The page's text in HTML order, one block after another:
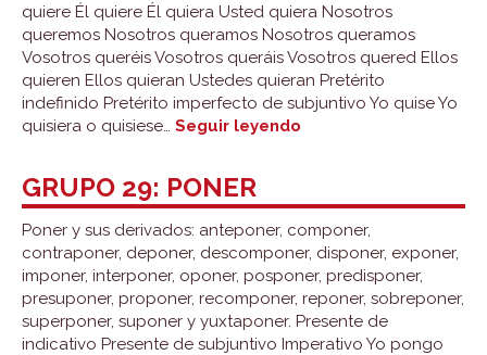
quiere Él quiere Él quiera Usted quiera Nosotros
queremos Nosotros queramos Nosotros queramos
Vosotros queréis Vosotros queráis Vosotros quered Ellos
quieren Ellos quieran Ustedes quieran Pretérito
indefinido Pretérito imperfecto de subjuntivo Yo quise Yo
quisiera o quisiese… Seguir leyendo
GRUPO 29: PONER
Poner y sus derivados: anteponer, componer,
contraponer, deponer, descomponer, disponer, exponer,
imponer, interponer, oponer, posponer, predisponer,
presuponer, proponer, recomponer, reponer, sobreponer,
superponer, suponer y yuxtaponer. Presente de
indicativo Presente de subjuntivo Imperativo Yo pongo